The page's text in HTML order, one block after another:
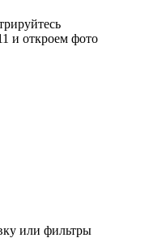
и откроем фото
или фильтры